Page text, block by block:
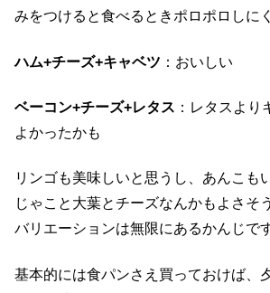
みをつけると食べるときポロポロしに
ハム+チーズ+キャベツ ：おいしい
ベーコン+チーズ+レタス ：レタスより
よかったかも
リンゴも美味しいと思うし、あんこも
じゃこと大葉とチーズなんかもよさそう
バリエーションは無限にあるかんじで
基本的には食パンさえ買っておけば、